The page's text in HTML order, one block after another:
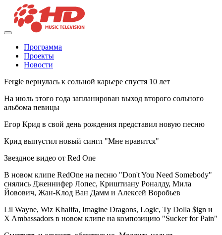
Программа
Проекты
Новости
Fergie вернулась к сольной карьере спустя 10 лет
На июль этого года запланирован выход второго сольного
альбома певицы
Егор Крид в свой день рождения представил новую песню
Крид выпустил новый сингл "Мне нравится"
Звездное видео от Red One
В новом клипе RedOne на песню "Don't You Need Somebody"
снялись Дженнифер Лопес, Криштиану Роналду, Мила
Йовович, Жан-Клод Ван Дамм и Алексей Воробьев
Lil Wayne, Wiz Khalifa, Imagine Dragons, Logic, Ty Dolla $ign и
X Ambassadors в новом клипе на композицию "Sucker for Pain"